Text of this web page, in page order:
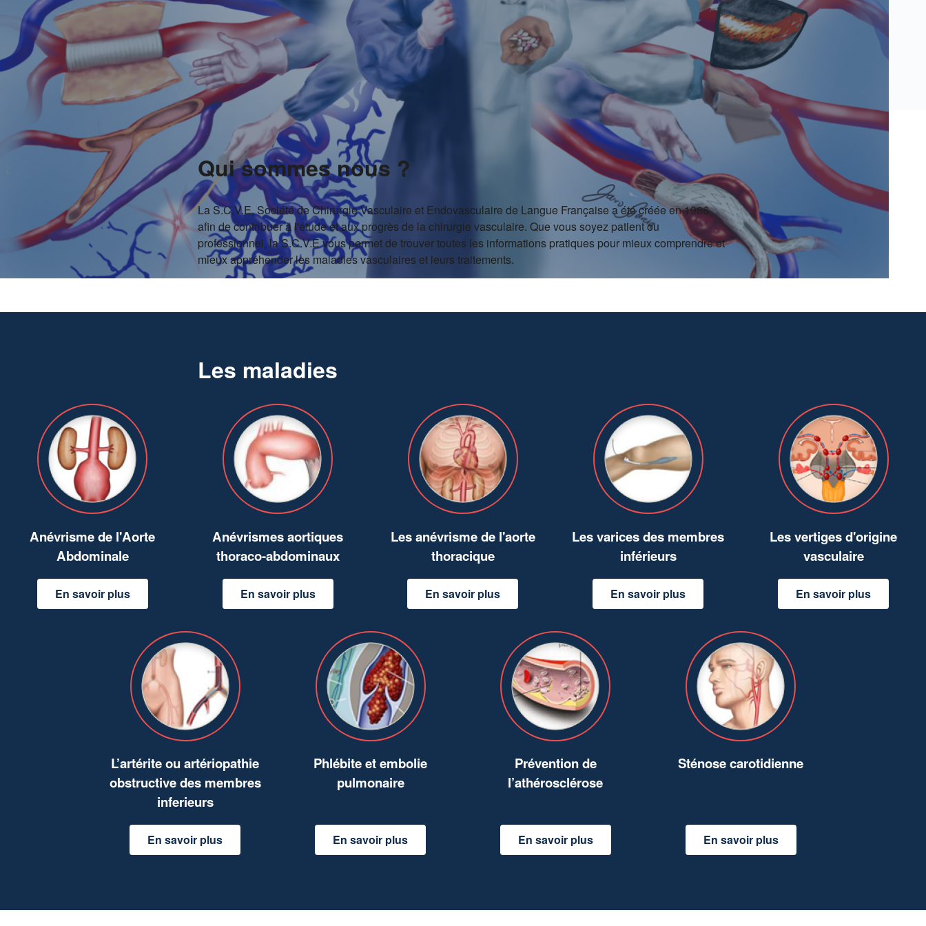
Qui sommes nous ?
La S.C.V.E, Société de Chirurgie Vasculaire et Endovasculaire de Langue Française a été créée en 1986
afin de contribuer à l'étude et aux progrès de la chirurgie vasculaire. Que vous soyez patient ou
professionnel, la S.C.V.E vous permet de trouver toutes les informations pratiques pour mieux comprendre et
mieux appréhender les maladies vasculaires et leurs traitements.
Les maladies
Anévrisme de l'Aorte
Abdominale
En savoir plus
Anévrismes aortiques
thoraco-abdominaux
En savoir plus
Les anévrisme de l'aorte
thoracique
En savoir plus
Les varices des membres
inférieurs
En savoir plus
Les vertiges d'origine
vasculaire
En savoir plus
L’artérite ou artériopathie
obstructive des membres
inferieurs
En savoir plus
Phlébite et embolie
pulmonaire
En savoir plus
Prévention de
l’athérosclérose
En savoir plus
Sténose carotidienne
En savoir plus